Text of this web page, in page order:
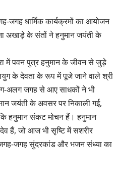
जगह धार्मिक कार्यक्रमों का आयोजन
जूना अखाड़े के संतों ने हनुमान जयंती के
में पवन पुत्र हनुमान के जीवन से जुड़े
के देवता के रूप में पूजे जाने वाले श्री
अलग जगह से आए साधकों ने भी
जयंती के अवसर पर निकाली गई,
हनुमान संकट मोचन हैं। हनुमान
हैं, जो आज भी सृष्टि में सशरीर
में जगह-जगह सुंदरकांड और भजन संध्या का